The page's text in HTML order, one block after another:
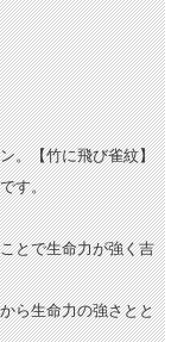
。【竹に飛び雀紋】
す。
とで生命力が強く吉
ら生命力の強さとと